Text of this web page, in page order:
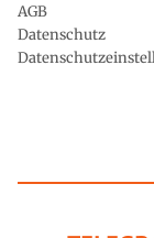
AGB
Datenschutz